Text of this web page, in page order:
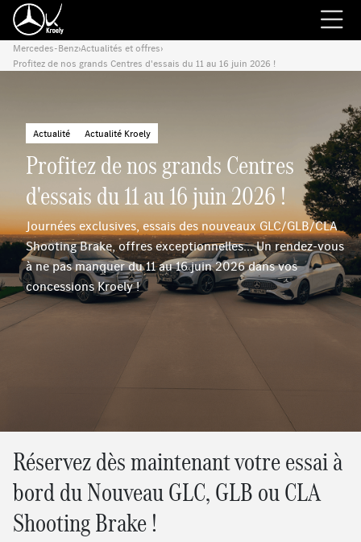
Mercedes-Benz›Actualités et offres›
Profitez de nos grands Centres d'essais du 11 au 16 juin 2026 !
Profitez de nos grands Centres
d'essais du 11 au 16 juin 2026 !
Journées exclusives, essais des nouveaux GLC/GLB/CLA
Shooting Brake, offres exceptionnelles... Un rendez-vous
à ne pas manquer du 11 au 16 juin 2026 dans vos
concessions Kroely !
Actualité Actualité Kroely
Réservez dès maintenant votre essai à
bord du Nouveau GLC, GLB ou CLA
Shooting Brake !